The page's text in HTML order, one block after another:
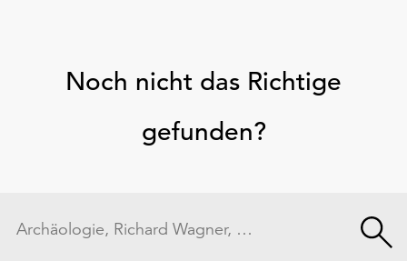
Noch nicht das Richtige
gefunden?